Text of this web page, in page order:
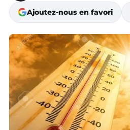
Ajoutez-nous en favori